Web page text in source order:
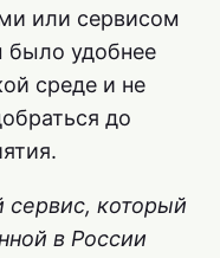
или сервисом
было удобнее
среде и не
до
который
в России